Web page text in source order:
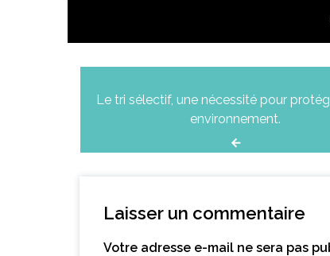
deLe tri sélectif, une nécessité pour
environnement.
Laisser un commentaire
Votre adresse e-mail ne sera pas